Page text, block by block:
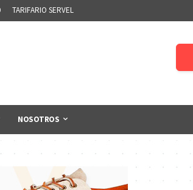
TARIFARIO SERVEL
NOSOTROS